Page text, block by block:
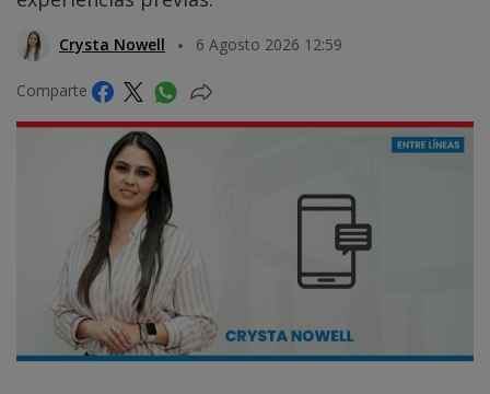
Crysta Nowell 6 Agosto 2026 12:59
Comparte